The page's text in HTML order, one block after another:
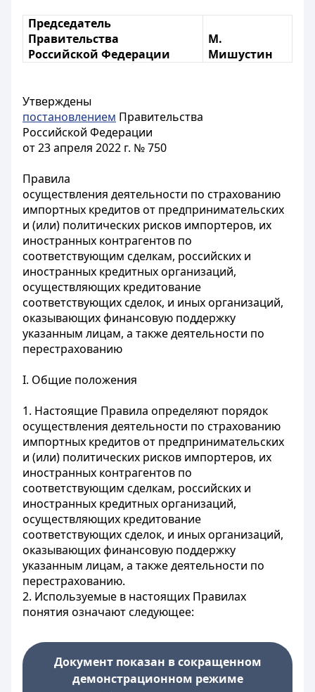
Председатель
Правительства
Российской Федерации
М.
Мишустин
Утверждены
постановлением Правительства
Российской Федерации
от 23 апреля 2022 г. № 750
Правила
осуществления деятельности по страхованию
импортных кредитов от предпринимательских
и (или) политических рисков импортеров, их
иностранных контрагентов по
соответствующим сделкам, российских и
иностранных кредитных организаций,
осуществляющих кредитование
соответствующих сделок, и иных организаций,
оказывающих финансовую поддержку
указанным лицам, а также деятельности по
перестрахованию
I. Общие положения
1. Настоящие Правила определяют порядок
осуществления деятельности по страхованию
импортных кредитов от предпринимательских
и (или) политических рисков импортеров, их
иностранных контрагентов по
соответствующим сделкам, российских и
иностранных кредитных организаций,
осуществляющих кредитование
соответствующих сделок, и иных организаций,
оказывающих финансовую поддержку
указанным лицам, а также деятельности по
перестрахованию.
2. Используемые в настоящих Правилах
понятия означают следующее:
Документ показан в сокращенном
демонстрационном режиме